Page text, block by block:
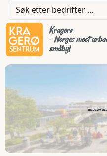
Kragerø
- Norges mest
småby!